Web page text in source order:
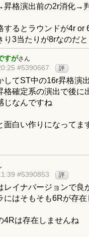
昇格演出前の2r消化→
するとラウンドが4r or
3当たりが8rなのだと
すがさん
#5390667 評
してST中の16r昇格演
格確定系の演出で後に
じなんですね
面白い作りになってま
#5390853 評
レイナバージョンで良
にはそもそも6Rが存在
4Rは存在しませんね